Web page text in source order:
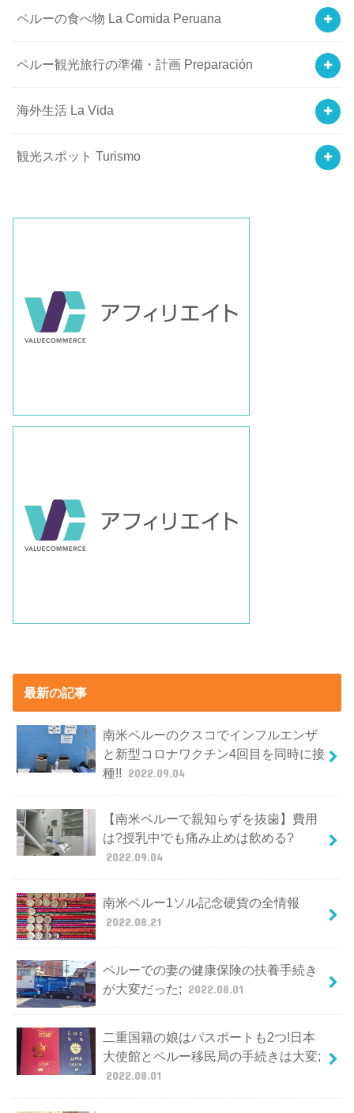
ペルーの食べ物 La Comida Peruana
ペルー観光旅行の準備・計画 Preparación
海外生活 La Vida
観光スポット Turismo
最新の記事
南米ペルーのクスコでインフルエンザ
と新型コロナワクチン4回目を同時に接
種!! 2022.09.04
【南米ペルーで親知らずを抜歯】費用
は?授乳中でも痛み止めは飲める?
2022.09.04
南米ペルー1ソル記念硬貨の全情報
2022.08.21
ペルーでの妻の健康保険の扶養手続き
が大変だった; 2022.08.01
二重国籍の娘はパスポートも2つ!日本
大使館とペルー移民局の手続きは大変;
2022.08.01